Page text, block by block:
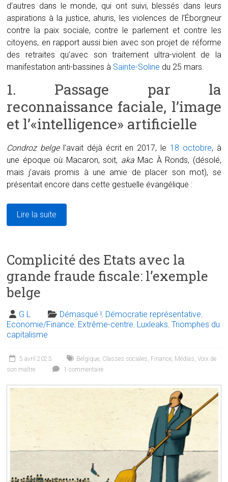
d’autres dans le monde, qui ont suivi, blessés dans leurs
aspirations à la justice, ahuris, les violences de l’Éborgneur
contre la paix sociale, contre le parlement et contre les
citoyens, en rapport aussi bien avec son projet de réforme
des retraites qu’avec son traitement ultra-violent de la
manifestation anti-bassines à Sainte-Soline du 25 mars.
1. Passage par la
reconnaissance faciale, l’image
et l’«intelligence» artificielle
Condroz belgel’avait déjà écrit en 2017, le 18 octobre, à
une époque où Macaron, soit, akaMac À Ronds, (désolé,
mais j’avais promis à une amie de placer son mot), se
présentait encore dans cette gestuelle évangélique :
Lire la suite
Complicité des Etats avec la
grande fraude fiscale: l’exemple
belge
G L Démasqué !, Démocratie représentative,
Economie/Finance, Extrême-centre, Luxleaks,Triomphes du
capitalisme
5 avril 2023 Belgique, Classes sociales, Finance, Médias,Voix de
son maître
1 commentaire